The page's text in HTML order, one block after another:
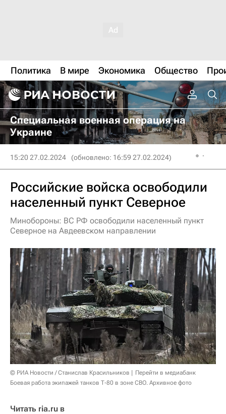
Политика В мире Экономика Общество
Специальная военная операция на
Украине
15:20 27.02.2024 (обновлено: 16:59 27.02.2024)
Российские войска освободили
населенный пункт Северное
Минобороны: ВС РФ освободили населенный пункт
Северное на Авдеевском направлении
© РИА Новости / Станислав Красильников
Перейти в медиабанк
Боевая работа экипажей танков Т-80 в зоне СВО. Архивное фото
Читать ria.ru в